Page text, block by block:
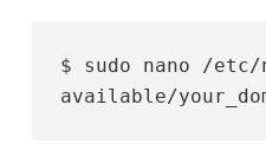
$ sudo nano /
available/